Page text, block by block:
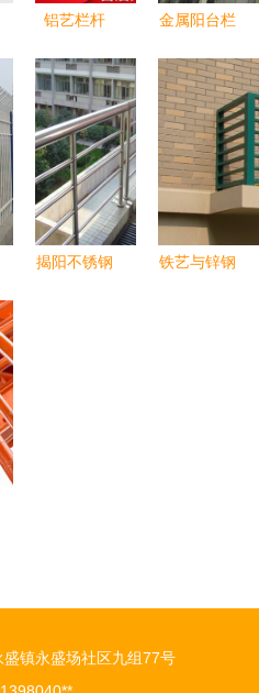
铝艺栏杆
院的坚固与
优雅之选
金属阳台栏
筑的坚固与
美学
揭阳不锈钢
铁艺与锌钢
镇永盛场社区九组77号